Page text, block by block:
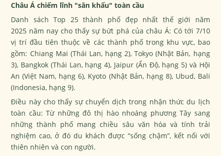
Châu Á chiếm lĩnh "sân khấu" toàn cầu
Danh sáchTop 25 thành phố đẹp nhất thế giới năm
2025 năm nay cho thấy sự bứt phá của châu Á: Có tới 7/10
vị trí đầu tiên thuộc về các thành phố trong khu vực, bao
gồm: Chiang Mai (Thái Lan, hạng 2), Tokyo (Nhật Bản, hạng
3), Bangkok (Thái Lan, hạng 4), Jaipur (Ấn Độ, hạng 5) và Hội
An (Việt Nam, hạng 6), Kyoto (Nhật Bản, hạng 8), Ubud, Bali
(Indonesia, hạng 9).
Điều này cho thấy sự chuyển dịch trong nhận thức du lịch
toàn cầu: Từ những đô thị hào nhoáng phương Tây sang
những thành phố mang chiều sâu văn hóa và tính trải
nghiệm cao, ở đó du khách được “sống chậm”, kết nối với
thiên nhiên và con người.